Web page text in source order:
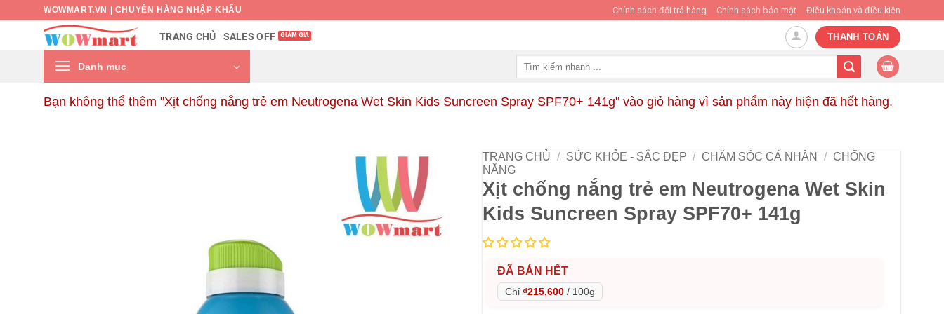
WOWMART.VN | CHUYÊN HÀNG NHẬP KHẨU Chính sách đổi trả hàng Chính sách bảo mật Điều khoản và điều kiện
TRANG CHỦ SALES OFF THANH TOÁN
Danh mục
Bạn không thể thêm "Xịt chống nắng trẻ em Neutrogena Wet Skin Kids Suncreen Spray SPF70+ 141g" vào giỏ hàng vì sản phẩm này hiện đã hết hàng.
TRANG CHỦ / SỨC KHỎE - SẮC ĐẸP / CHĂM SÓC CÁ NHÂN / CHỐNG
NẮNG
Xịt chống nắng trẻ em Neutrogena Wet Skin
Kids Suncreen Spray SPF70+ 141g
ĐÃ BÁN HẾT
Chỉ ₫215,600 / 100g